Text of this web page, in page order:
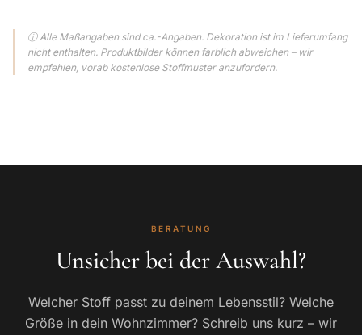
ⓘ Alle Maßangaben sind ca.-Angaben. Dekoration ist im Lieferumfang
nicht enthalten. Produktbilder können farblich abweichen – wir
empfehlen, vorab kostenlose Stoffmuster anzufordern.
BERATUNG
Unsicher bei der Auswahl?
Welcher Stoff passt zu deinem Lebensstil? Welche
Größe in dein Wohnzimmer? Schreib uns kurz – wir